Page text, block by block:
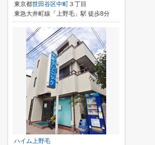
東京都世田谷区中町 ３丁目
東急大井町線「上野毛」駅 徒歩8分
ハイム上野毛